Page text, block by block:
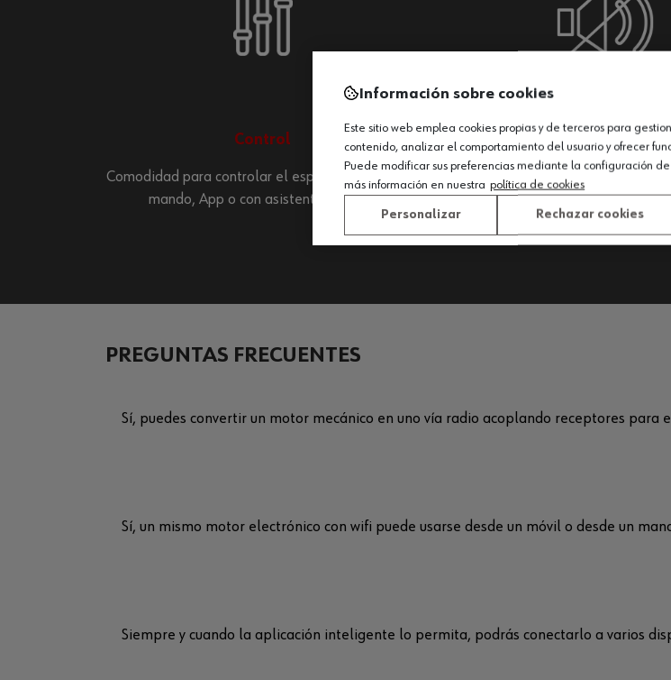
Control
Comodidad para controlar el espacio a través del
mando, App o con asistentes de voz.
Comodidad
Motor silencioso, tranquilidad
PREGUNTAS FRECUENTES
Sí, puedes convertir un motor mecánico en uno vía radio acoplando receptores para
Sí, un mismo motor electrónico con wifi puede usarse desde un móvil o desde un
Siempre y cuando la aplicación inteligente lo permita, podrás conectarlo a varios
Información sobre cookies
Este sitio web emplea cookies propias y de terceros para
contenido, analizar el comportamiento del usuario y ofrecer
Puede modificar sus preferencias mediante la configuración
más información en nuestra política de cookies
Personalizar Rechazar cookies